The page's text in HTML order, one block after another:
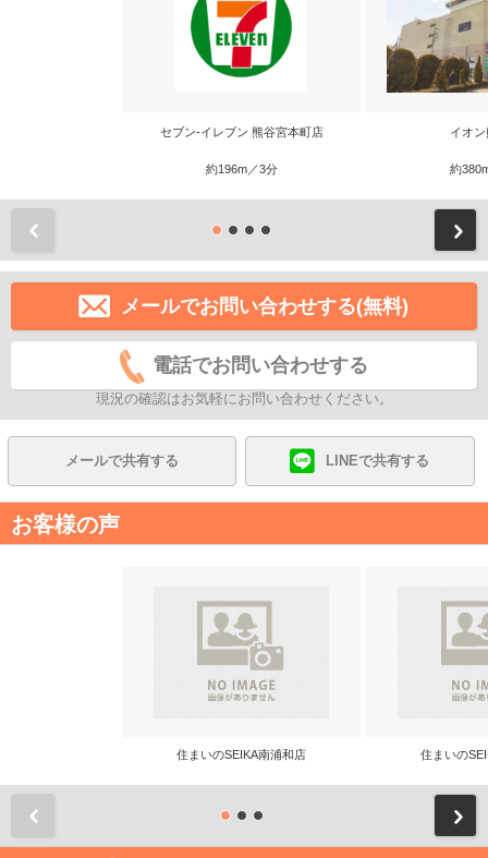
セブン-イレブン 熊谷宮本町店
約196m／3分
イオ
約
メールでお問い合わせする(無料)
電話でお問い合わせする
現況の確認はお気軽にお問い合わせください。
メールで共有する LINEで共有する
お客様の声
住まいのSEIKA南浦和店 住まいの